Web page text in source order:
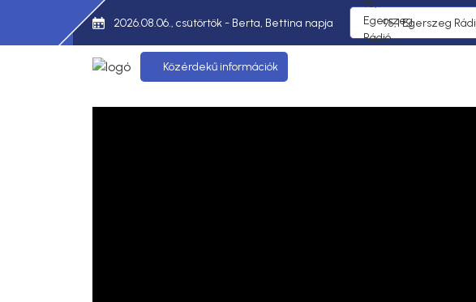
2026.08.06., csütörtök - Berta, Bettina napja 95,1 Egerszeg
Közérdekű információk